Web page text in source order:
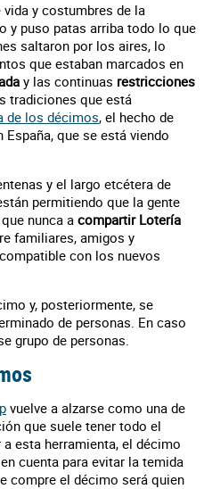
y costumbres de la
y puso patas arriba todo lo que
saltaron por los aires, lo
que estaban marcados en
y las continuas restricciones
tradiciones que está
de los décimos, el hecho de
que se está viendo
y el largo etcétera de
permitiendo que la gente
nunca a compartir Lotería
familiares, amigos y
con los nuevos
y, posteriormente, se
de personas. En caso
grupo de personas.
vuelve a alzarse como una de
que suele tener todo el
esta herramienta, el décimo
cuenta para evitar la temida
compre el décimo será quien